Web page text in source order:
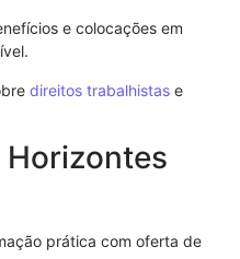
e colocações em
direitos trabalhistas e
prática com oferta de